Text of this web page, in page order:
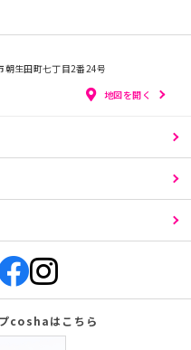
朝生田町七丁目2番24号
地図を開く
coshaはこちら